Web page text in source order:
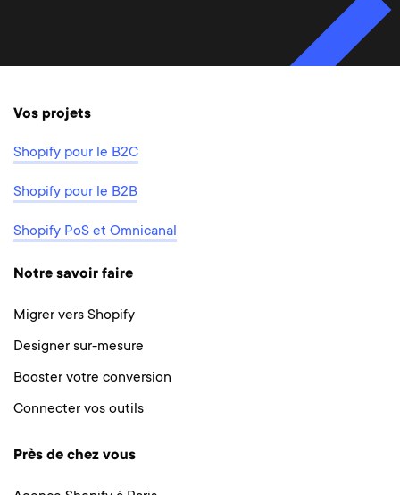
Vos projets
Shopify pour le B2C
Shopify pour le B2B
Shopify PoS et Omnicanal
Notre savoir faire
Migrer vers Shopify
Designer sur-mesure
Booster votre conversion
Connecter vos outils
Près de chez vous